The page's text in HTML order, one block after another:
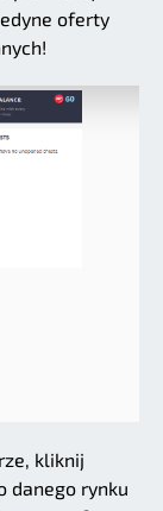
oferty
kliknij
danego rynku